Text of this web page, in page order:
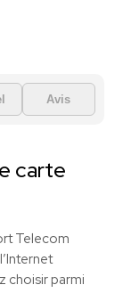
Avis
carte
Telecom
choisir parmi